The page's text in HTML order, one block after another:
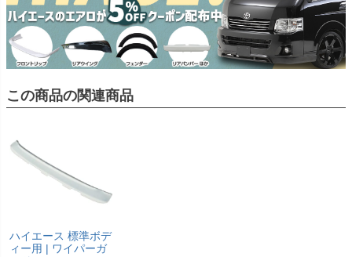
この商品の関連商品
ハイエース 標準ボデ
ィー用 | ワイパーガ